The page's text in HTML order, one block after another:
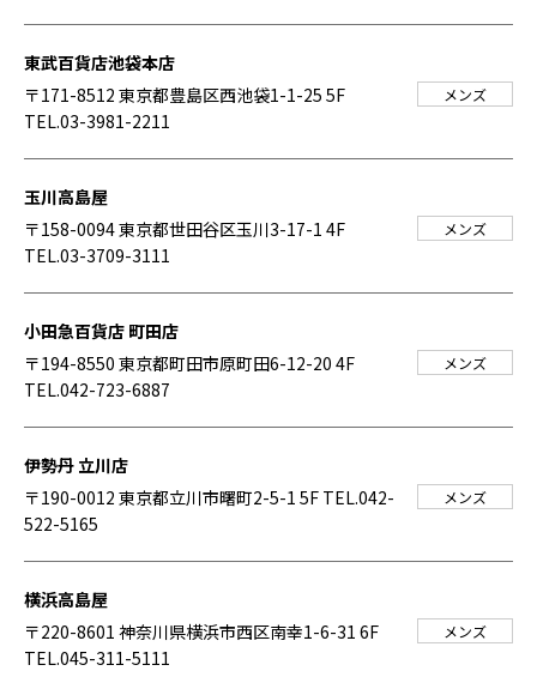
東武百貨店池袋本店
〒171-8512 東京都豊島区西池袋1-1-25 5F
TEL.03-3981-2211
メンズ
玉川高島屋
〒158-0094 東京都世田谷区玉川3-17-1 4F
TEL.03-3709-3111
メンズ
小田急百貨店 町田店
〒194-8550 東京都町田市原町田6-12-20 4F
TEL.042-723-6887
メンズ
伊勢丹 立川店
〒190-0012 東京都立川市曙町2-5-1 5F TEL.042-
522-5165
メンズ
横浜高島屋
〒220-8601 神奈川県横浜市西区南幸1-6-31 6F
TEL.045-311-5111
メンズ